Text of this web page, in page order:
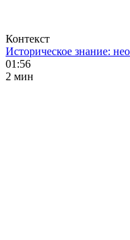
Контекст
Историческое знание:
01:56
2 мин